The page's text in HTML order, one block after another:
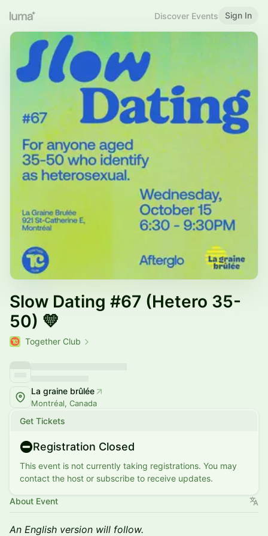
Discover Events Sign In
Slow Dating #67 (Hetero 35-
50) 💛
Together Club
La graine brûlée
Montréal, Canada
Get Tickets
Registration Closed
This event is not currently taking registrations. You may
contact the host or subscribe to receive updates.
About Event
An English version will follow.